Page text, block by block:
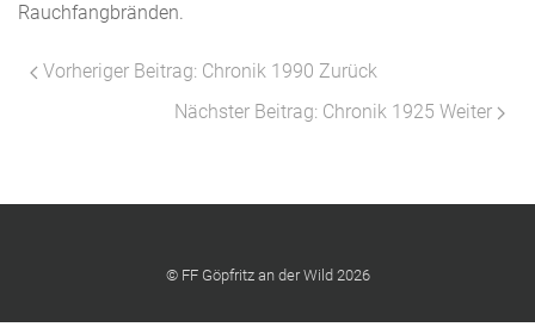
Rauchfangbränden.
Vorheriger Beitrag: Chronik 1990 Zurück
Nächster Beitrag: Chronik 1925 Weiter
© FF Göpfritz an der Wild 2026